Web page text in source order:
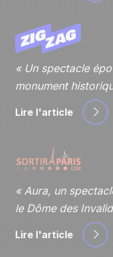
Un spectacle
monument
Lire l'article
Aura, un
le Dôme des
Lire l'article